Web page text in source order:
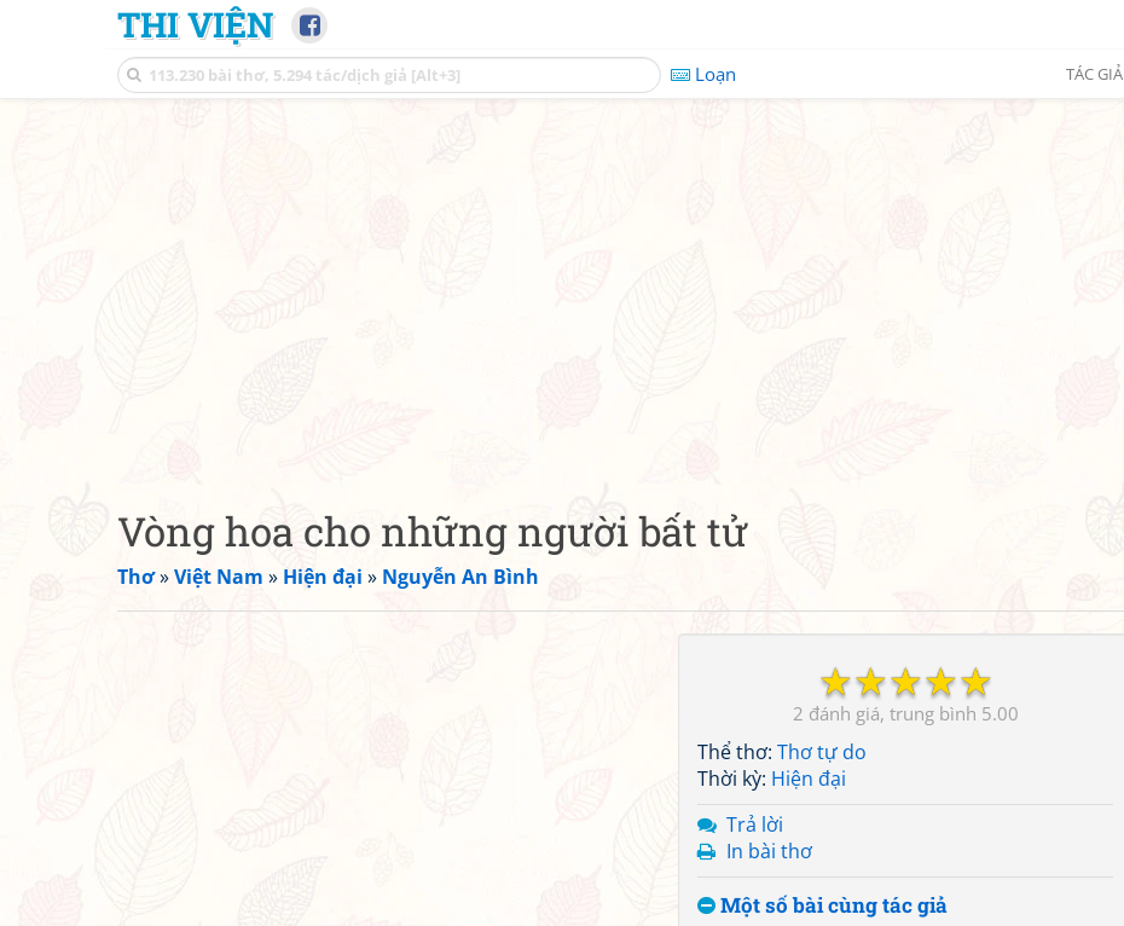
THI VIỆN
Loạn TÁC GIẢ
Vòng hoa cho những người bất tử
Thơ»Việt Nam » Hiện đại » Nguyễn An Bình
☆
☆
☆
☆
☆
2 5.00
Thể thơ: Thơ tự do
Thời kỳ: Hiện đại
Trả lời
In bài thơ
Một số bài cùng tác giả